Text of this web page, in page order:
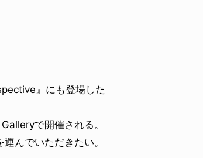
』にも登場した
で開催される。
んでいただきたい。